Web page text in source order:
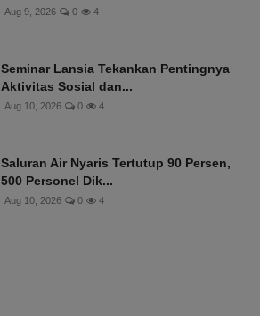
Aug 9, 2026 0 4
Seminar Lansia Tekankan Pentingnya
Aktivitas Sosial dan...
Aug 10, 2026 0 4
Saluran Air Nyaris Tertutup 90 Persen,
500 Personel Dik...
Aug 10, 2026 0 4